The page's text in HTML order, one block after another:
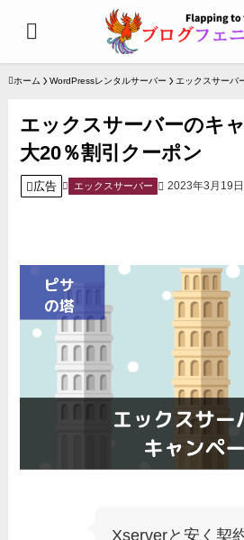
ホーム WordPressレンタルサーバー エックスサーバ
エックスサーバーのキ
大20％割引クーポン
広告 エックスサーバー 2023年3月19日
Xserverと安く契